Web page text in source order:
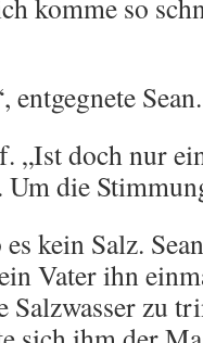
komme so
entgegnete Sean.
„Ist doch nur
Um die
kein Salz.
Vater ihn
Salzwasser zu